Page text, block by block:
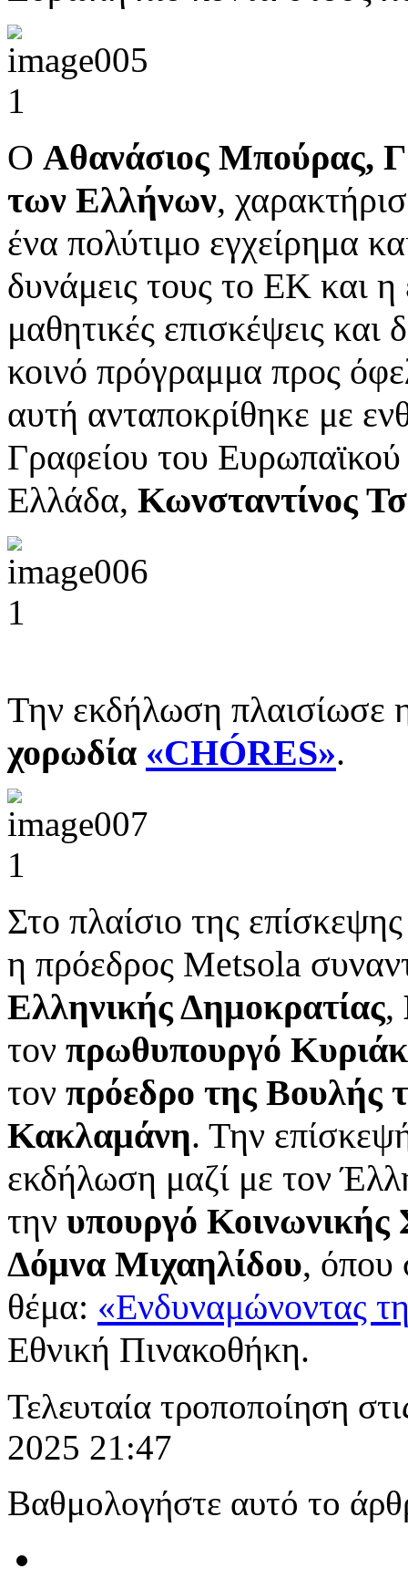
Ο Αθανάσιος Μπούρας,
των Ελλήνων,
ένα πολύτιμο εγχείρημα
δυνάμεις τους το ΕΚ και
μαθητικές επισκέψεις
κοινό πρόγραμμα προς
αυτή ανταποκρίθηκε με
Γραφείου του
Ελλάδα, Κωνσταντίνος
Την εκδήλωση πλαισίωσε
χορωδία «CHÓRES».
Στο πλαίσιο της
η πρόεδρος Metsola
Ελληνικής Δημοκρατίας,
τον πρωθυπουργό
τον πρόεδρο της Βουλής
Κακλαμάνη. Την
εκδήλωση μαζί με τον
την υπουργό Κοινωνικής
Δόμνα Μιχαηλίδου, όπου
θέμα: «Ενδυναμώνοντας
Εθνική Πινακοθήκη.
Τελευταία τροποποίηση
2025 21:47
Βαθμολογήστε αυτό το